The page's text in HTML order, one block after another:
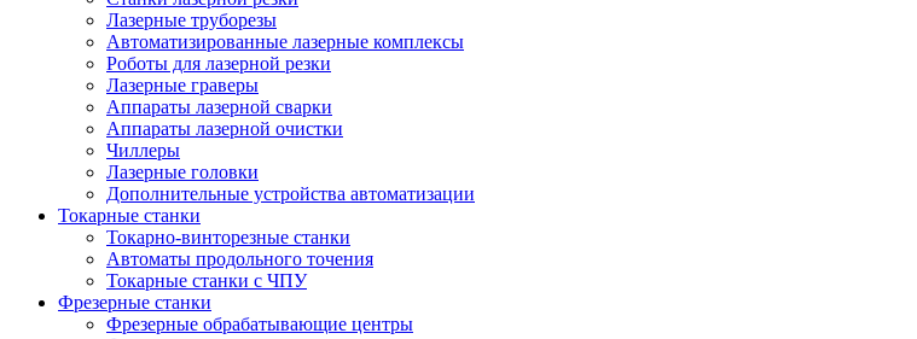
Лазерные труборезы
Автоматизированные лазерные комплексы
Роботы для лазерной резки
Лазерные граверы
Аппараты лазерной сварки
Аппараты лазерной очистки
Чиллеры
Лазерные головки
Дополнительные устройства автоматизации
Токарные станки
Токарно-винторезные станки
Автоматы продольного точения
Токарные станки с ЧПУ
Фрезерные станки
Фрезерные обрабатывающие центры